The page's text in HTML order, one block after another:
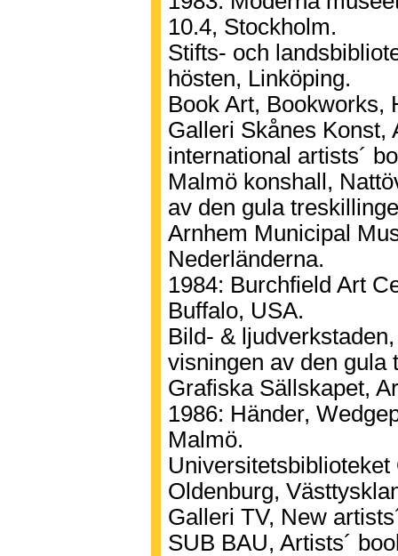
10.4, Stockholm.
Stifts- och
hösten, Linköping.
Book Art, Bookworks,
Galleri Skånes Konst,
international artists´
Malmö konshall,
av den gula
Arnhem Municipal
Nederländerna.
1984: Burchfield Art
Buffalo, USA.
Bild- &
visningen av den gula
Grafiska Sällskapet,
1986: Händer,
Malmö.
Oldenburg,
Galleri TV, New
SUB BAU, Artists´